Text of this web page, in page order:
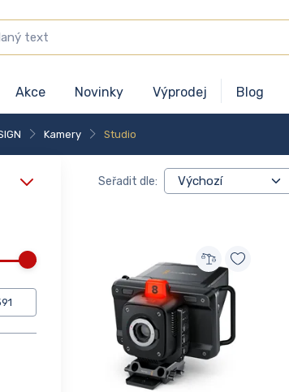
Akce Novinky Výprodej Blog
Kamery Studio
Seřadit dle: